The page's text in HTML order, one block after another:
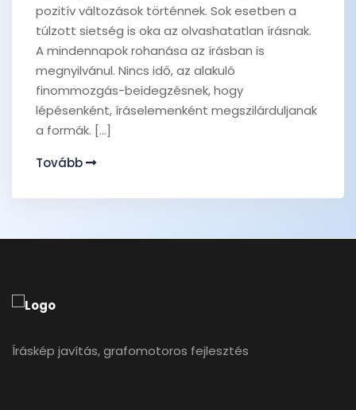
pozitív változások történnek. Sok esetben a
túlzott sietség is oka az olvashatatlan írásnak.
A mindennapok rohanása az írásban is
megnyilvánul. Nincs idő, az alakuló
finommozgás-beidegzésnek, hogy
lépésenként, íráselemenként megszilárduljanak
a formák. […]
Tovább
Íráskép javítás, grafomotoros fejlesztés